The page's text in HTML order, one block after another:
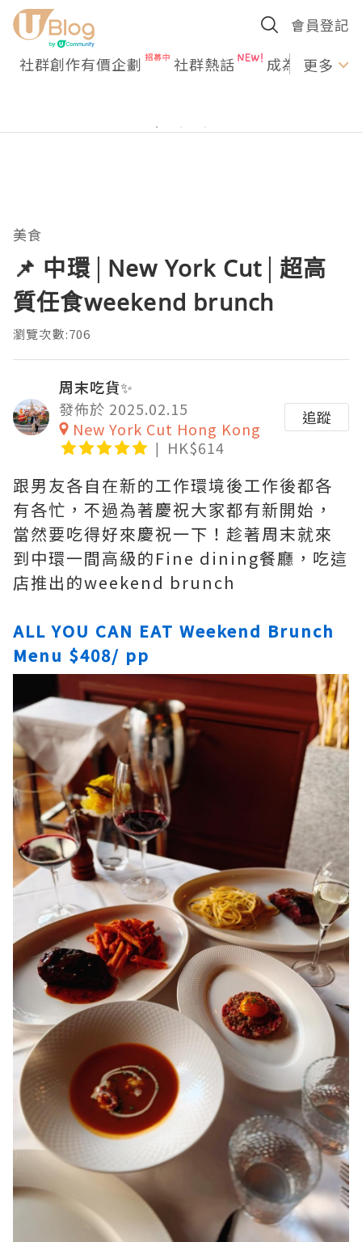
會員登記
社群創作有價企劃 社群熱話 成為U更多
美食
📌 中環│New York Cut│超高
質任食weekend brunch
瀏覽次數:706
周末吃貨✨
發佈於 2025.02.15
New York Cut Hong Kong
HK$614
追蹤
跟男友各自在新的工作環境後工作後都各
有各忙，不過為著慶祝大家都有新開始，
當然要吃得好來慶祝一下！趁著周末就來
到中環一間高級的Fine dining餐廳，吃這
店推出的weekend brunch
ALL YOU CAN EAT Weekend Brunch
Menu $408/ pp